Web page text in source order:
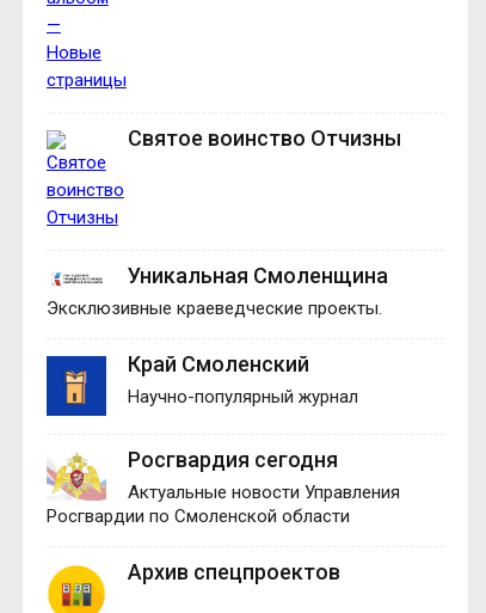
Святое воинство Отчизны
Уникальная Смоленщина
Эксклюзивные краеведческие проекты.
Край Смоленский
Научно-популярный журнал
Росгвардия сегодня
Актуальные новости Управления
Росгвардии по Смоленской области
Архив спецпроектов